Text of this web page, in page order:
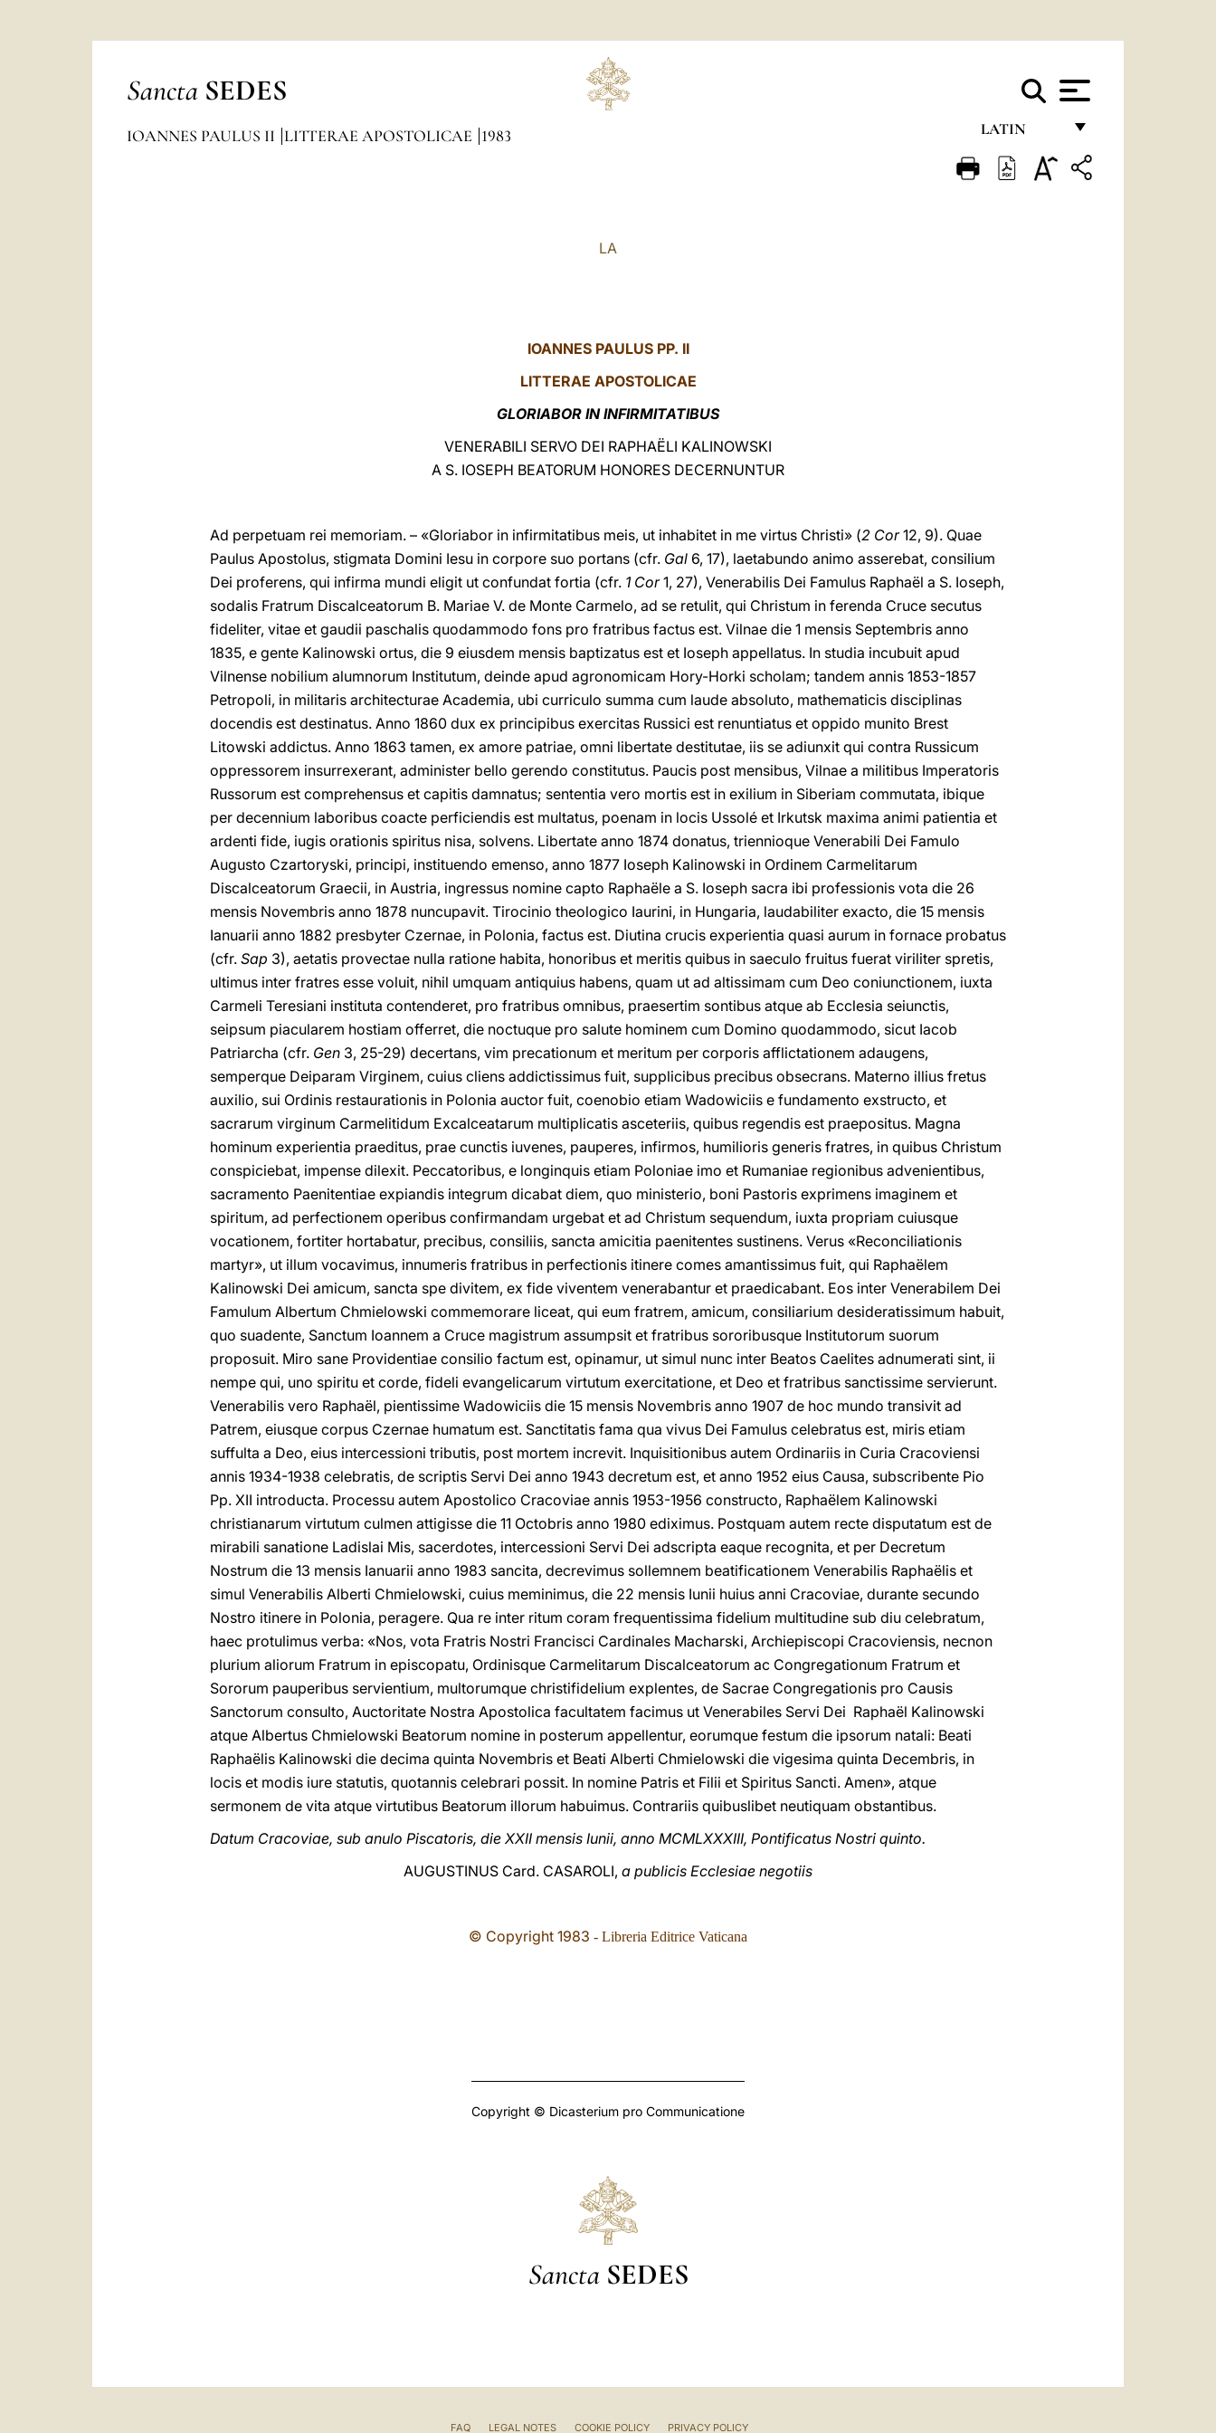
Sancta SEDES
LATIN
FRANÇAIS
IOANNES PAULUS II LITTERAE APOSTOLICAE 1983
LA
IOANNES PAULUS PP. II
LITTERAE APOSTOLICAE
GLORIABOR IN INFIRMITATIBUS
VENERABILI SERVO DEI RAPHAËLI KALINOWSKI
A S. IOSEPH BEATORUM HONORES DECERNUNTUR
Ad perpetuam rei memoriam. – «Gloriabor in infirmitatibus meis, ut inhabitet in me virtus Christi» (2 Cor12, 9). Quae
Paulus Apostolus, stigmata Domini Iesu in corpore suo portans (cfr. Gal 6, 17), laetabundo animo asserebat, consilium
Dei proferens, qui infirma mundi eligit ut confundat fortia (cfr. 1 Cor1, 27), Venerabilis Dei Famulus Raphaël a S. Ioseph,
sodalis Fratrum Discalceatorum B. Mariae V. de Monte Carmelo, ad se retulit, qui Christum in ferenda Cruce secutus
fideliter, vitae et gaudii paschalis quodammodo fons pro fratribus factus est. Vilnae die 1 mensis Septembris anno
1835, e gente Kalinowski ortus, die 9 eiusdem mensis baptizatus est et Ioseph appellatus. In studia incubuit apud
Vilnense nobilium alumnοrum Institutum, deinde apud agronomicam Hory-Horki scholam; tandem annis 1853-1857
Petropoli, in militaris architecturae Academia, ubi curriculo summa cum laude absoluto, mathematicis disciplinas
docendis est destinatus. Anno 1860 dux ex principibus exercitas Russici est renuntiatus et oppido munito Brest
Litowski addictus. Anno 1863 tamen, ex amore patriae, omni libertate destitutae, iis se adiunxit qui contra Russicum
oppressorem insurrexerant, administer bello gerendo constitutus. Paucis post mensibus, Vilnae a militibus Imperatoris
Russοrum est comprehensus et capitis damnatus; sententia vero mortis est in exilium in Siberiam commutata, ibique
per decennium laboribus coacte perficiendis est multatus, poenam in locis Ussolé et Irkutsk maxima animi patientia et
ardenti fide, iugis orationis spiritus nisa, solvens. Libertate anno 1874 donatus, triennioque Venerabili Dei Famulo
Augusto Czartoryski, principi, instituendo emenso, anno 1877 Ioseph Kalinowski in Ordinem Carmelitarum
Discalceatorum Graecii, in Austria, ingressus nomine capto Raphaële a S. Ioseph sacra ibi professionis vota die 26
mensis Novembris anno 1878 nuncupavit. Tirocinio theologico Iaurini, in Hungaria, laudabiliter exacto, die 15 mensis
Ianuarii anno 1882 presbyter Czernae, in Polonia, factus est. Diutina crucis experientia quasi aurum in fornace probatus
(cfr. Sap 3), aetatis provectae nulla ratione habita, honoribus et meritis quibus in saeculo fruitus fuerat viriliter spretis,
ultimus inter fratres esse voluit, nihil umquam antiquius habens, quam ut ad altissimam cum Deo coniunctionem, iuxta
Carmeli Teresiani instituta contenderet, pro fratribus omnibus, praesertim sontibus atque ab Ecclesia seiunctis,
seipsum piacularem hostiam offerret, die noctuque pro salute hominem cum Domino quodammodo, sicut Iacob
Patriarcha (cfr. Gen 3, 25-29) decertans, vim precationum et meritum per corporis afflictationem adaugens,
semperque Deiparam Virginem, cuius cliens addictissimus fuit, supplicibus precibus obsecrans. Materno illius fretus
auxilio, sui Ordinis restaurationis in Polonia auctor fuit, coenobio etiam Wadowiciis e fundamento exstructo, et
sacrarum virginum Carmelitidum Excalceatarum multiplicatis asceteriis, quibus regendis est praepositus. Magna
hominum experientia praeditus, prae cunctis iuvenes, pauperes, infirmos, humilioris generis fratres, in quibus Christum
conspiciebat, impense dilexit. Peccatoribus, e longinquis etiam Poloniae imo et Rumaniae regionibus advenientibus,
sacramento Paenitentiae expiandis integrum dicabat diem, quo ministerio, boni Pastoris exprimens imaginem et
spiritum, ad perfectionem operibus confirmandam urgebat et ad Christum sequendum, iuxta propriam cuiusque
vocationem, fortiter hortabatur, precibus, consiliis, sancta amicitia paenitentes sustinens. Verus «Reconciliationis
martyr», ut illum vocavimus, innumeris fratribus in perfectionis itinere comes amantissimus fuit, qui Raphaëlem
Kalinowski Dei amicum, sancta spe divitem, ex fide viventem venerabantur et praedicabant. Eos inter Venerabilem Dei
Famulum Albertum Chmielowski commemorare liceat, qui eum fratrem, amicum, consiliarium desideratissimum habuit,
quo suadente, Sanctum Ioannem a Cruce magistrum assumpsit et fratribus sororibusque Institutorum suorum
proposuit. Miro sane Providentiae consilio factum est, opinamur, ut simul nunc inter Beatos Caelites adnumerati sint, ii
nempe qui, uno spiritu et corde, fideli evangelicarum virtutum exercitatione, et Deo et fratribus sanctissime servierunt.
Venerabilis vero Raphaël, pientissime Wadowiciis die 15 mensis Novembris anno 1907 de hoc mundo transivit ad
Patrem, eiusque corpus Czernae humatum est. Sanctitatis fama qua vivus Dei Famulus celebratus est, miris etiam
suffulta a Deo, eius intercessioni tributis, post mortem increvit. Inquisitionibus autem Ordinariis in Curia Cracoviensi
annis 1934-1938 celebratis, de scriptis Servi Dei anno 1943 decretum est, et anno 1952 eius Causa, subscribente Pio
Pp. XII introducta. Processu autem Apostolico Cracoviae annis 1953-1956 constructo, Raphaëlem Kalinowski
christianarum virtutum culmen attigisse die 11 Octobris anno 1980 ediximus. Postquam autem recte disputatum est de
mirabili sanatione Ladislai Mis, sacerdotes, intercessioni Servi Dei adscripta eaque recognita, et per Decretum
Nostrum die 13 mensis Ianuarii anno 1983 sancita, decrevimus sollemnem beatificationem Venerabilis Raphaëlis et
simul Venerabilis Alberti Chmielowski, cuius meminimus, die 22 mensis Iunii huius anni Cracoviae, durante secundo
Nostro itinere in Polonia, peragere. Qua re inter ritum coram frequentissima fidelium multitudine sub diu celebratum,
haec protulimus verba: «Nοs, vota Fratris Nostri Francisci Cardinales Macharski, Archiepiscopi Cracoviensis, necnon
plurium aliorum Fratrum in episcopatu, Ordinisque Carmelitarum Discalceatorum ac Congregationum Fratrum et
Sororum pauperibus servientium, multorumque christifidelium explentes, de Sacrae Congregationis pro Causis
Sanctorum consulto, Auctoritate Nostra Apostolica facultatem facimus ut Venerabiles Servi Dei Ra­phaël Kalinowski
atque Albertus Chmielowski Beatorum nomine in posterum appellentur, eorumque festum die ipsorum natali: Beati
Raphaëlis Kalinowski die decima quinta Novembris et Beati Alberti Chmielowski die vigesima quinta Decembris, in
locis et modis iure statutis, quotannis celebrari possit. In nomine Patris et Filii et Spiritus Sancti. Amen», atque
sermonem de vita atque virtutibus Beatorum illorum habuimus. Contrariis quibuslibet neutiquam obstantibus.
Datum Cracoviae, sub anulo Piscatoris, die XXII mensis Iunii, anno MCMLXXXIII, Pontificatus Nostri quinto.
AUGUSTINUS Card. CASAROLI, a publicis Ecclesiae negotiis
© Copyright 1983 - Libreria Editrice Vaticana
Copyright © Dicasterium pro Communicatione
Sancta SEDES
FAQ LEGAL NOTES COOKIE POLICY PRIVACY POLICY